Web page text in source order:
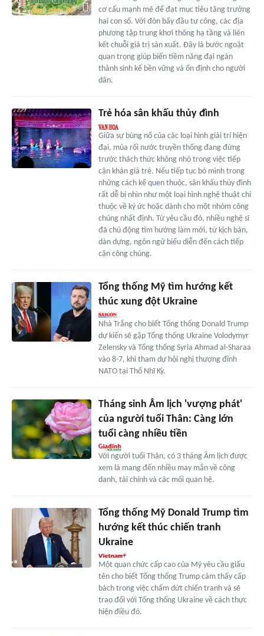
cơ cấu mạnh mẽ để đạt mục tiêu tăng trưởng
hai con số. Với đòn bẩy đầu tư công, các địa
phương tập trung khơi thông hạ tầng và liên
kết chuỗi giá trị sản xuất. Đây là bước ngoặt
quan trọng giúp biến tiềm năng đại ngàn
thành sinh kế bền vững và ổn định cho người
dân.
Trẻ hóa sân khấu thủy đình
Giữa sự bùng nổ của các loại hình giải trí hiện
đại, múa rối nước truyền thống đang đứng
trước thách thức không nhỏ trong việc tiếp
cận khán giả trẻ. Nếu tiếp tục bó mình trong
những cách kể quen thuộc, sân khấu thủy đình
rất dễ bị nhìn như một loại hình nghệ thuật chỉ
thuộc về ký ức hoặc dành cho một nhóm công
chúng nhất định. Từ yêu cầu đó, nhiều nghệ sĩ
đã chủ động tìm hướng làm mới, từ kịch bản,
dàn dựng, ngôn ngữ biểu diễn đến cách tiếp
cận công chúng.
Tổng thống Mỹ tìm hướng kết
thúc xung đột Ukraine
Nhà Trắng cho biết Tổng thống Donald Trump
dự kiến sẽ gặp Tổng thống Ukraine Volodymyr
Zelensky và Tổng thống Syria Ahmad al-Sharaa
vào 8-7, khi tham dự hội nghị thượng đỉnh
NATO tại Thổ Nhĩ Kỳ.
Tháng sinh Âm lịch 'vượng phát'
của người tuổi Thân: Càng lớn
tuổi càng nhiều tiền
Với người tuổi Thân, có 3 tháng Âm lịch được
xem là mang đến nhiều may mắn về công
danh, tài chính và các mối quan hệ.
Tổng thống Mỹ Donald Trump tìm
hướng kết thúc chiến tranh
Ukraine
Một quan chức cấp cao của Mỹ yêu cầu giấu
tên cho biết Tổng thống Trump cảm thấy cấp
bách trong việc chấm dứt chiến tranh và sẽ
trao đổi với Tổng thống Ukraine về cách thực
hiện điều đó.